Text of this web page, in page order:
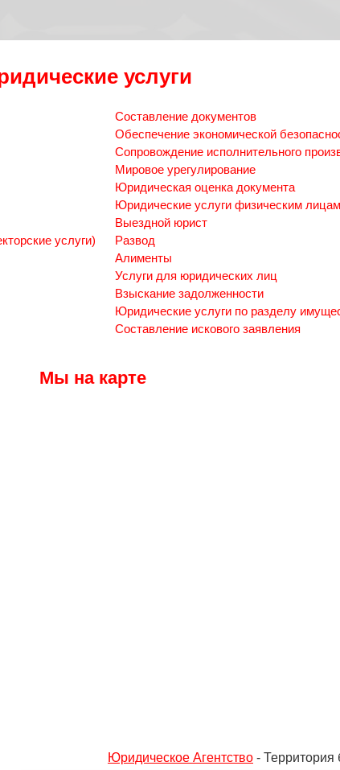
услуги
услуги)
Составление документов
Обеспечение экономической
Сопровождение исполнительного
Мировое урегулирование
Юридическая оценка документа
Юридические услуги физическим лицам
Выездной юрист
Развод
Алименты
Услуги для юридических лиц
Взыскание задолженности
Юридические услуги по разделу
Составление искового заявления
Мы на карте
Юридическое Агентство - Территория